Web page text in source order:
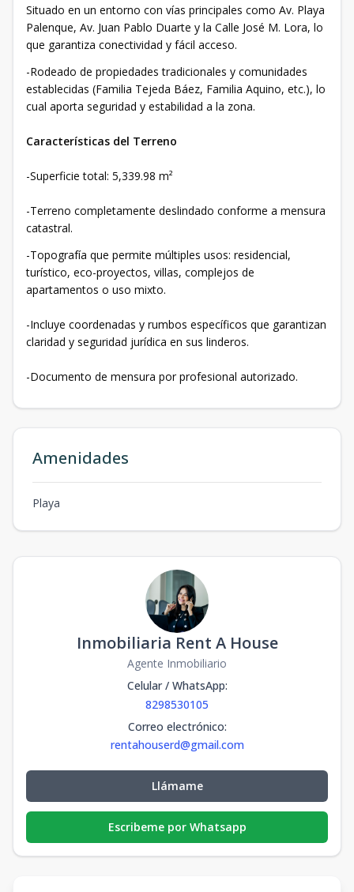
Situado en un entorno con vías principales como Av. Playa
Palenque, Av. Juan Pablo Duarte y la Calle José M. Lora, lo
que garantiza conectividad y fácil acceso.
-Rodeado de propiedades tradicionales y comunidades
establecidas (Familia Tejeda Báez, Familia Aquino, etc.), lo
cual aporta seguridad y estabilidad a la zona.
Características del Terreno
-Superficie total: 5,339.98 m²
-Terreno completamente deslindado conforme a mensura
catastral.
-Topografía que permite múltiples usos: residencial,
turístico, eco-proyectos, villas, complejos de
apartamentos o uso mixto.
-Incluye coordenadas y rumbos específicos que garantizan
claridad y seguridad jurídica en sus linderos.
-Documento de mensura por profesional autorizado.
Amenidades
Playa
Inmobiliaria Rent A House
Agente Inmobiliario
Celular / WhatsApp:
8298530105
Correo electrónico:
rentahouserd@gmail.com
Llámame
Escribeme por Whatsapp